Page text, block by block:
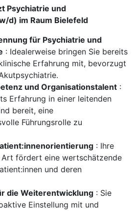
Psychiatrie und
d) im Raum Bielefeld
für Psychiatrie und
: Idealerweise bringen Sie bereits
Erfahrung mit, bevorzugt
und Organisationstalent :
Erfahrung in einer leitenden
bereit, eine
Führungsrolle zu
: Ihre
fördert eine wertschätzende
und deren
die Weiterentwicklung : Sie
Einstellung mit und